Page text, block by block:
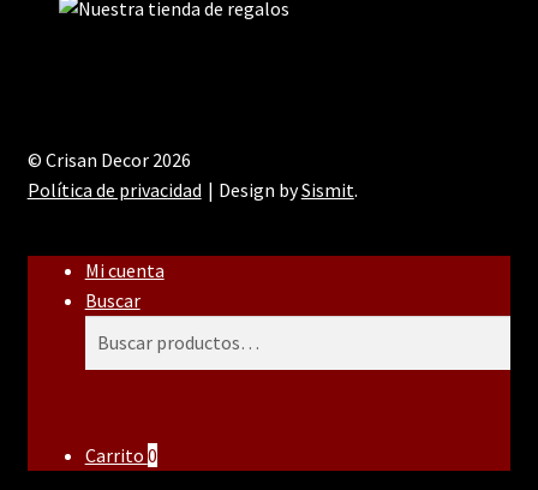
© Crisan Decor 2026
Política de privacidad
Design bySismit.
Mi cuenta
Buscar
Carrito 0